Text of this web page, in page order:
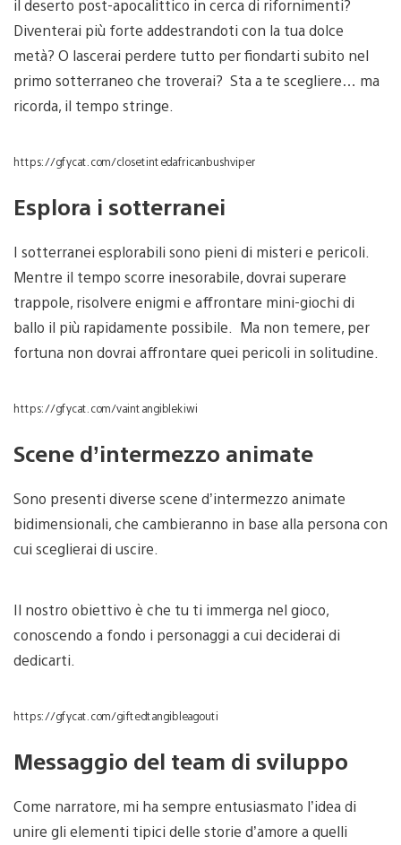
il deserto post-apocalittico in cerca di rifornimenti?
Diventerai più forte addestrandoti con la tua dolce
metà? O lascerai perdere tutto per fiondarti subito nel
primo sotterraneo che troverai? Sta a te scegliere… ma
ricorda, il tempo stringe.
https://gfycat.com/closetintedafricanbushviper
Esplora i sotterranei
I sotterranei esplorabili sono pieni di misteri e pericoli.
Mentre il tempo scorre inesorabile, dovrai superare
trappole, risolvere enigmi e affrontare mini-giochi di
ballo il più rapidamente possibile. Ma non temere, per
fortuna non dovrai affrontare quei pericoli in solitudine.
https://gfycat.com/vaintangiblekiwi
Scene d’intermezzo animate
Sono presenti diverse scene d’intermezzo animate
bidimensionali, che cambieranno in base alla persona con
cui sceglierai di uscire.
Il nostro obiettivo è che tu ti immerga nel gioco,
conoscendo a fondo i personaggi a cui deciderai di
dedicarti.
https://gfycat.com/giftedtangibleagouti
Messaggio del team di sviluppo
Come narratore, mi ha sempre entusiasmato l’idea di
unire gli elementi tipici delle storie d’amore a quelli